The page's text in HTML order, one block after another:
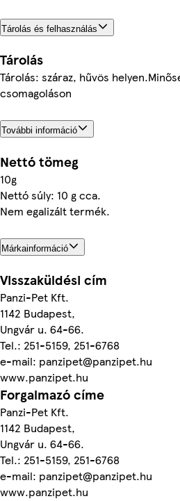
Tárolás és felhasználás
Tárolás
Tárolás: száraz, hűvös
csomagoláson
További információ
Nettó tömeg
10g
Nettó súly: 10 g cca.
Nem egalizált termék.
Márkainformáció
Visszaküldési cím
Panzi-Pet Kft.
1142 Budapest,
Ungvár u. 64-66.
Tel.: 251-5159, 251-6768
e-mail: panzipet@panzipet.hu
www.panzipet.hu
Forgalmazó címe
Panzi-Pet Kft.
1142 Budapest,
Ungvár u. 64-66.
Tel.: 251-5159, 251-6768
e-mail: panzipet@panzipet.hu
www.panzipet.hu